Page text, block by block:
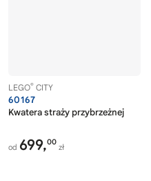
LEGO® CITY
60167
Kwatera straży przybrzeżnej
od 699,00
zł